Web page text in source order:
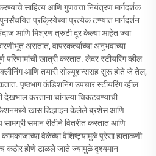
साहित्य आणि गुणवत्ता नियंत्रण मार्गदर्शक
प्रक्रियेच्या प्रत्येक टप्प्यात मार्गदर्शन
आणि मिश्रण त्रुटी दूर केल्या आहेत ज्या
असतात, वापरकर्त्याच्या अनुभवाच्या
खात्री करतात. लेदर स्टीयरिंग व्हील
आणि तयारी सोल्यूशन्ससह सुरू होते जे तेल,
पृष्ठभाग कंडिशनिंग उपचार स्टीयरिंग व्हील
करताना चांगल्या चिकटवण्याची
खास डिझाइन केलेले ब्रशेस आणि
समान रीतीने वितरीत करतात आणि
वेळेच्या वैशिष्ट्यामुळे पुरेसा हाताळणी
कठोर होणे टाळले जाते ज्यामुळे दृश्यमान